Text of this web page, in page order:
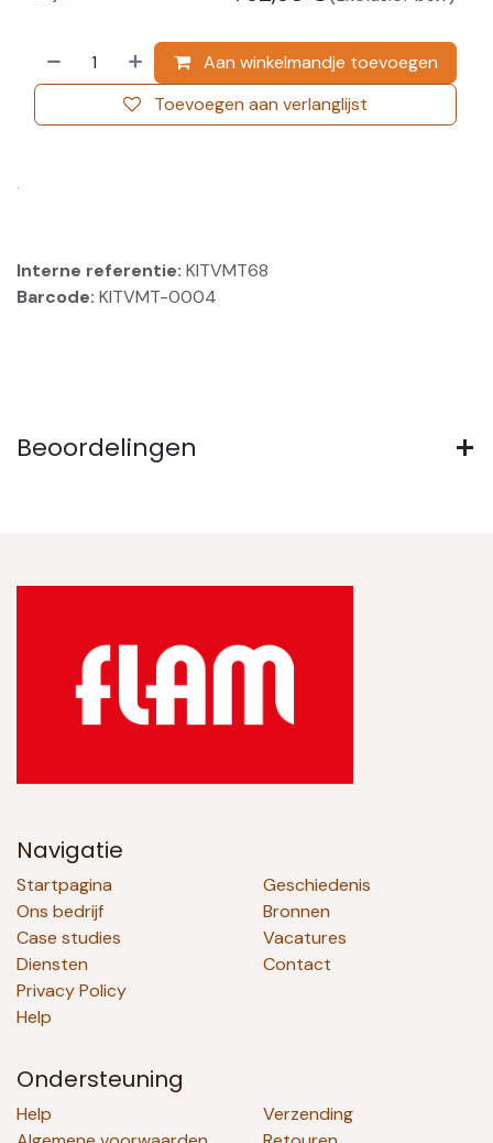
Aan winkelmandje toevoegen
Toevoegen aan verlanglijst
.
Interne referentie: KITVMT68
Barcode: KITVMT-0004
Beoordelingen
Navigatie
Startpagina
Ons bedrijf
Case studies
Diensten
Privacy Policy
Help
Geschiedenis
Bronnen
Vacatures
Contact
Ondersteuning
Help
Verzending